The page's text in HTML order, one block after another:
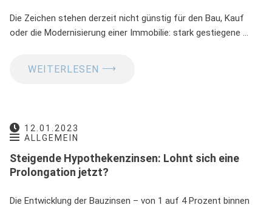
Die Zeichen stehen derzeit nicht günstig für den Bau, Kauf
oder die Modernisierung einer Immobilie: stark gestiegene …
WEITERLESEN ⟶
12.01.2023
ALLGEMEIN
Steigende Hypothekenzinsen: Lohnt sich eine
Prolongation jetzt?
Die Entwicklung der Bauzinsen – von 1 auf 4 Prozent binnen